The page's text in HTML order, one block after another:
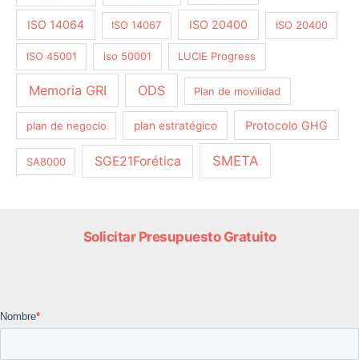
ISO 14064 ISO 14067 ISO 20400 ISO 20400
ISO 45001 iso 50001 LUCIE Progress
Memoria GRI ODS Plan de movilidad
plan de negocio plan estratégico Protocolo GHG
SA8000 SGE21Forética SMETA
Solicitar Presupuesto Gratuito